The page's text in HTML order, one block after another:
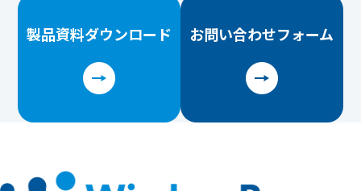
製品資料ダウンロード お問い合わせフォーム